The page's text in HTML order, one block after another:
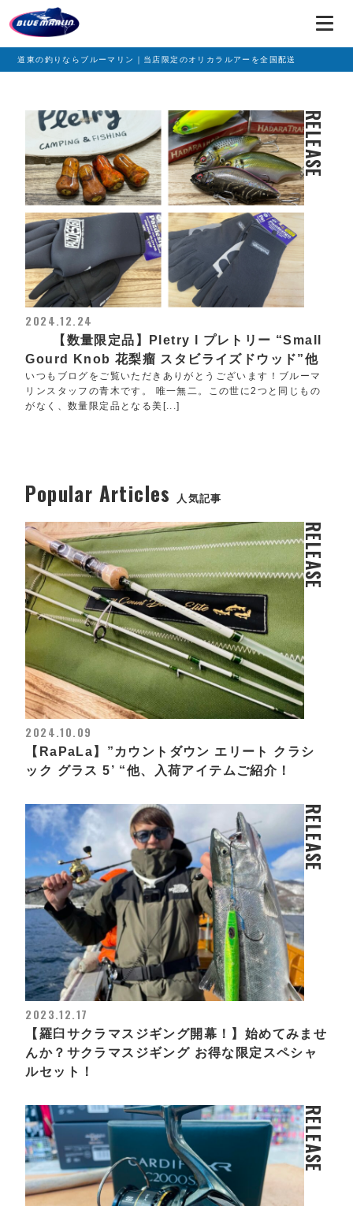
道東の釣りならブルーマリン｜当店限定のオリカラルアーを全国配送
RELEASE
2024.12.24
【数量限定品】Pletry l プレトリー “Small
Gourd Knob 花梨瘤 スタビライズドウッド”他
いつもブログをご覧いただきありがとうございます！ブルーマ
リンスタッフの青木です。 唯一無二。この世に2つと同じもの
がなく、数量限定品となる美[...]
Popular Articles 人気記事
RELEASE
2024.10.09
【RaPaLa】”カウントダウン エリート クラシ
ック グラス 5’ “他、入荷アイテムご紹介！
RELEASE
2023.12.17
【羅臼サクラマスジギング開幕！】始めてみませ
んか？サクラマスジギング お得な限定スペシャ
ルセット！
RELEASE